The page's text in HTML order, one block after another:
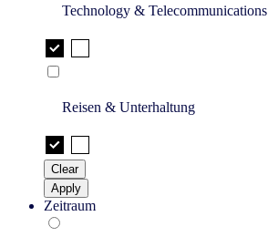
Technology & Telecommunications
Reisen & Unterhaltung
Clear
Apply
Zeitraum